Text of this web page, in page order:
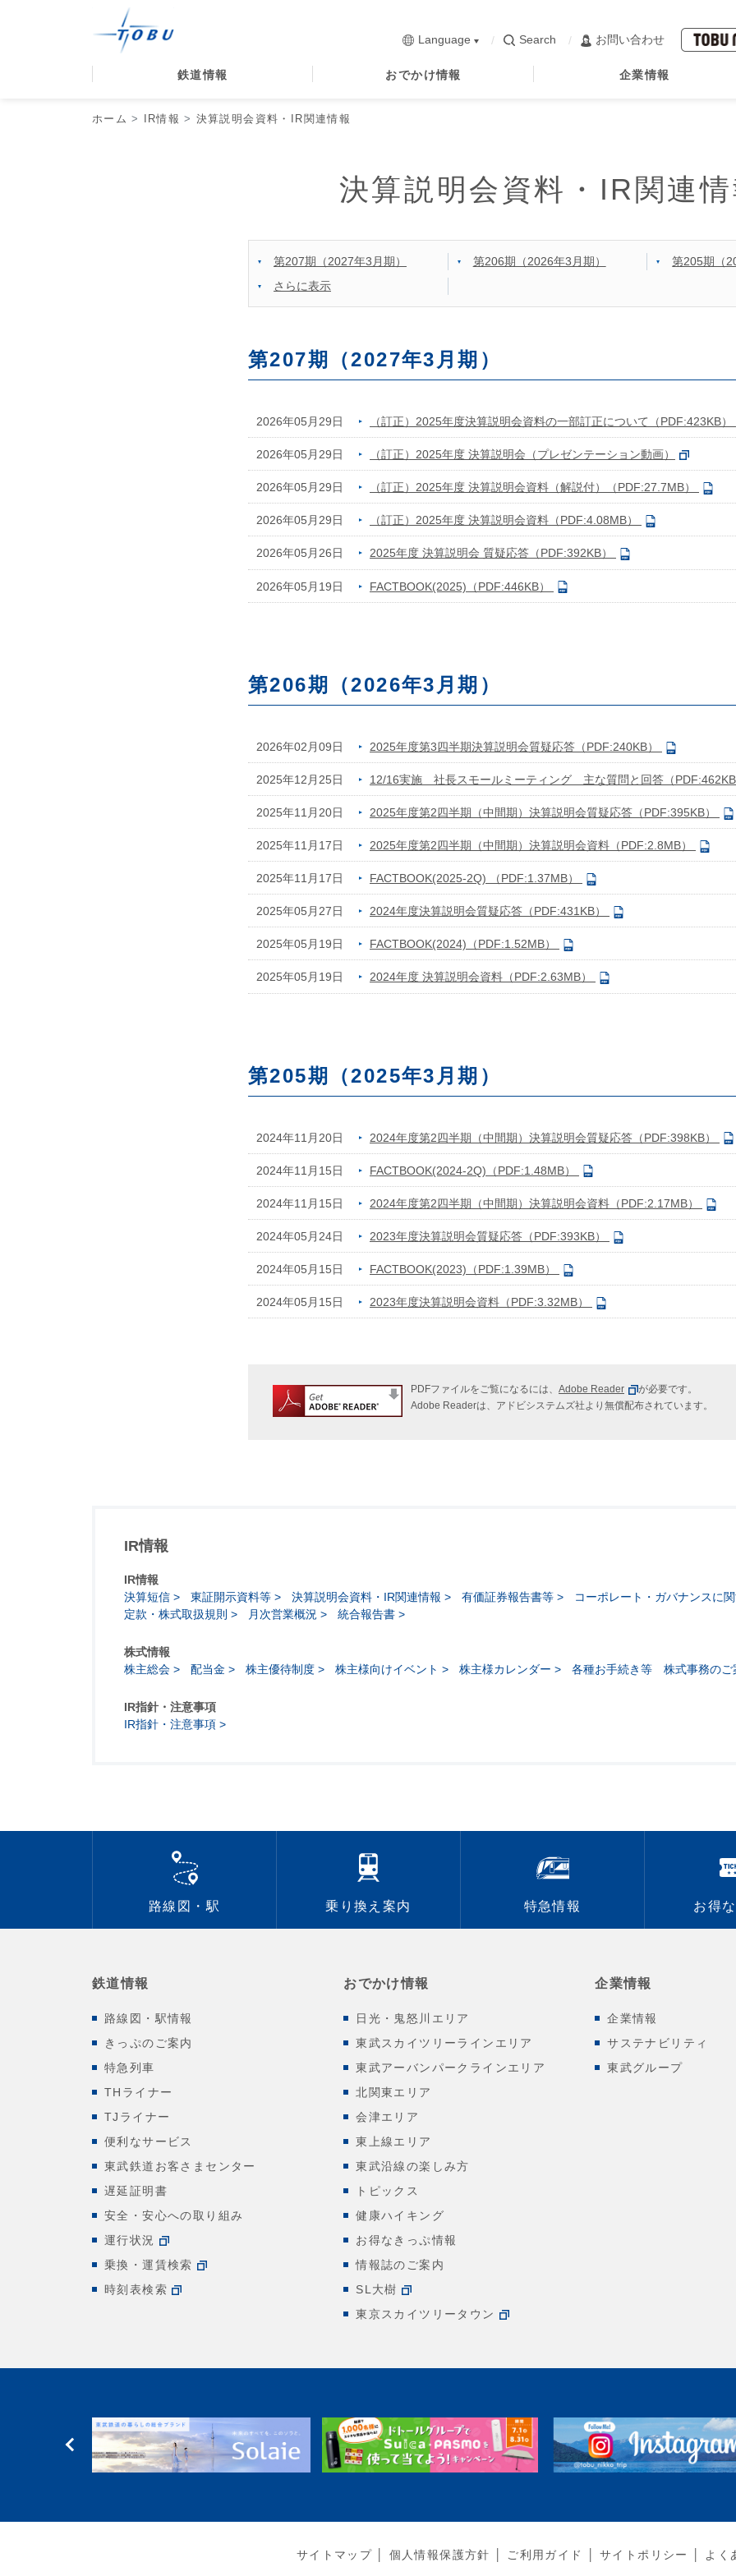
鉄道情報 おでかけ情報 企業情報
Language Search お問い合わせ
ホーム IR情報 決算説明会資料・IR関連情報
決算説明会資料・IR関連情
第207期（2027年3月期） 第206期（2026年3月期）
第205期（
さらに表示
第207期（2027年3月期）
2026年05月29日 （訂正）2025年度決算説明会資料の一部訂正について（PDF:423KB）
2026年05月29日 （訂正）2025年度 決算説明会（プレゼンテーション動画）
2026年05月29日 （訂正）2025年度 決算説明会資料（解説付）（PDF:27.7MB）
2026年05月29日 （訂正）2025年度 決算説明会資料（PDF:4.08MB）
2026年05月26日 2025年度 決算説明会 質疑応答（PDF:392KB）
2026年05月19日 FACTBOOK(2025)（PDF:446KB）
第206期（2026年3月期）
2026年02月09日 2025年度第3四半期決算説明会質疑応答（PDF:240KB）
2025年12月25日 12/16実施 社長スモールミーティング 主な質問と回答（PDF:462KB
2025年11月20日 2025年度第2四半期（中間期）決算説明会質疑応答（PDF:395KB）
2025年11月17日 2025年度第2四半期（中間期）決算説明会資料（PDF:2.8MB）
2025年11月17日 FACTBOOK(2025-2Q) （PDF:1.37MB）
2025年05月27日 2024年度決算説明会質疑応答（PDF:431KB）
2025年05月19日 FACTBOOK(2024)（PDF:1.52MB）
2025年05月19日 2024年度 決算説明会資料（PDF:2.63MB）
第205期（2025年3月期）
2024年11月20日 2024年度第2四半期（中間期）決算説明会質疑応答（PDF:398KB）
2024年11月15日 FACTBOOK(2024-2Q)（PDF:1.48MB）
2024年11月15日 2024年度第2四半期（中間期）決算説明会資料（PDF:2.17MB）
2024年05月24日 2023年度決算説明会質疑応答（PDF:393KB）
2024年05月15日 FACTBOOK(2023)（PDF:1.39MB）
2024年05月15日 2023年度決算説明会資料（PDF:3.32MB）
PDFファイルをご覧になるには、 Adobe Reader
が必要です。
Adobe Readerは、アドビシステムズ社より無償配布されています。
IR情報
IR情報
決算短信
東証開示資料等 決算説明会資料・IR関連情報 有価証券報告書等 コーポレート・ガバナンスに
定款・株式取扱規則
月次営業概況 統合報告書
株式情報
株主総会
配当金 株主優待制度 株主様向けイベント 株主様カレンダー 各種お手続き等 株式事務のご
IR指針・注意事項
IR指針・注意事項
路線図・駅 乗り換え案内 特急情報 お得
鉄道情報
路線図・駅情報
きっぷのご案内
特急列車
THライナー
TJライナー
便利なサービス
東武鉄道お客さまセンター
遅延証明書
安全・安心への取り組み
運行状況
乗換・運賃検索
時刻表検索
おでかけ情報
日光・鬼怒川エリア
東武スカイツリーラインエリア
東武アーバンパークラインエリア
北関東エリア
会津エリア
東上線エリア
東武沿線の楽しみ方
トピックス
健康ハイキング
お得なきっぷ情報
情報誌のご案内
SL大樹
東京スカイツリータウン
企業情報
企業情報
サステナビリティ
東武グループ
サイトマップ 個人情報保護方針 ご利用ガイド サイトポリシー よく